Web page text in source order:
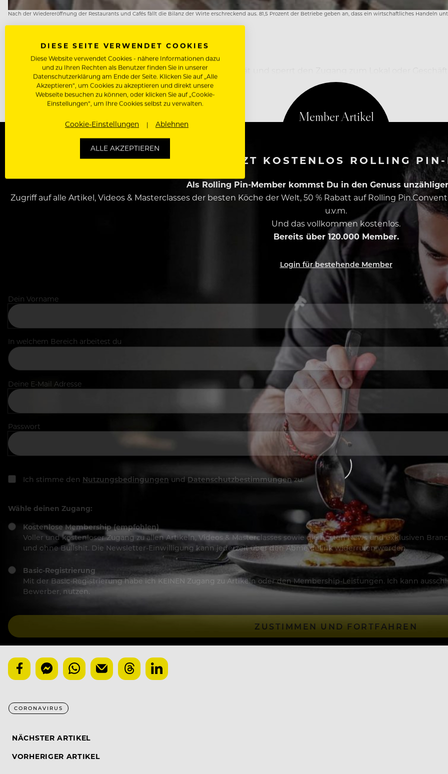
Nach der Wiedereröffnung der Restaurants und Cafés fällt die Bilanz der Wirte erschreckend aus. 81,5 Prozent der Betriebe geben an, dass ein wirtschaftliches
KEIN EINTRITT BEI FIEBER
Werden Personen mit Fieber registriert, so klingelt das Gerät und sperrt den Zugang zum Lokal oder
werden.
WERDE JETZT KOSTENLOS ROLLING PIN-
Als Rolling Pin-Member kommst Du in den Genuss
Zugriff auf alle Artikel, Videos & Masterclasses der besten Köche der Welt, 50 % Rabatt auf Rolling
u.v.m.
Und das vollkommen kostenlos.
Bereits über 120.000 Member.
Login für bestehende Member
Dein Vorname
In welchem Bereich arbeitest du
Deine E-Mail Adresse
Passwort
Ich stimme den Nutzungsbedingungen und Datenschutzbestimmungenzu.
Wähle deinen Zugang:
Kostenlose Membership (empfohlen)
Voller und kostenloser Zugang zu allen Artikeln, Videos & Masterclasses sowie die besten News und exklusiven
und ohne Bullshit. Die Newsletter-Einwilligung kann jederzeit über den Abmeldelink widerrufen werden.
Basic-Registrierung
Mit der Basic-Registrierung habe ich KEINEN Zugang zu Artikeln oder den Membership-Leistungen. Ich kann
Bewerber, nutzen.
ZUSTIMMEN UND FORTFAHREN
CORONAVIRUS
NÄCHSTER ARTIKEL
VORHERIGER ARTIKEL
DIESE SEITE VERWENDET COOKIES
Diese Website verwendet Cookies - nähere Informationen dazu
und zu Ihren Rechten als Benutzer finden Sie in unserer
Datenschutzerklärung am Ende der Seite. Klicken Sie auf „Alle
Akzeptieren“, um Cookies zu akzeptieren und direkt unsere
Webseite besuchen zu können, oder klicken Sie auf „Cookie-
Einstellungen“, um Ihre Cookies selbst zu verwalten.
Cookie-Einstellungen Ablehnen
ALLE AKZEPTIEREN